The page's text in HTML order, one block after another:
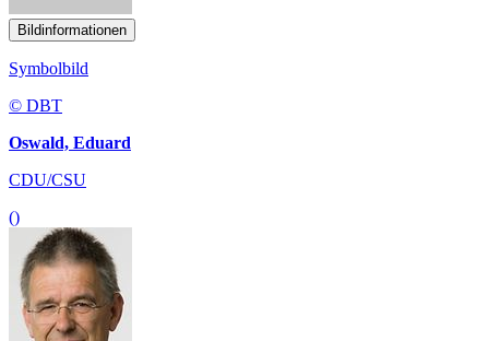
Bildinformationen
Symbolbild
© DBT
Oswald, Eduard
CDU/CSU
()